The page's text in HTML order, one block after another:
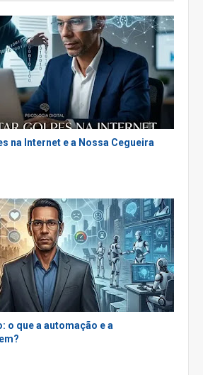
na Internet e a Nossa Cegueira
o que a automação e a